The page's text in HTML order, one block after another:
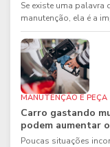
Se existe uma
manutenção, ela é a
MANUTENÇÃO E PEÇA
Carro gastando
podem aumentar
Poucas situações